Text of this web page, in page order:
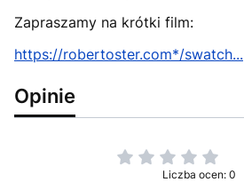
Zapraszamy na krótki film:
https://robertoster.com*/swatch...
Opinie
Liczba ocen: 0